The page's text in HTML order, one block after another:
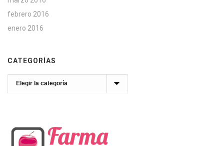
febrero 2016
enero 2016
CATEGORÍAS
Categorías